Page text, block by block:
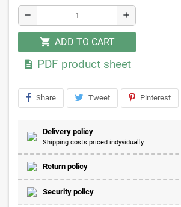
remove add
shopping_cart ADD TO CART
 PDF product sheet
Share Tweet Pinterest
Delivery policy
Shipping costs priced indyvidually.
Return policy
Security policy